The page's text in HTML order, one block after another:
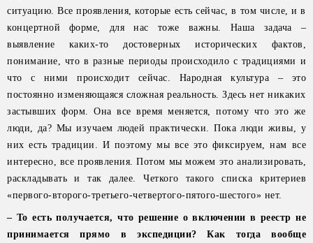
ситуацию. Все проявления, которые есть сейчас, в том числе, и в
концертной форме, для нас тоже важны. Наша задача –
выявление каких-то достоверных исторических фактов,
понимание, что в разные периоды происходило с традициями и
что с ними происходит сейчас. Народная культура – это
постоянно изменяющаяся сложная реальность. Здесь нет никаких
застывших форм. Она все время меняется, потому что это же
люди, да? Мы изучаем людей практически. Пока люди живы, у
них есть традиции. И поэтому мы все это фиксируем, нам все
интересно, все проявления. Потом мы можем это анализировать,
раскладывать и так далее. Четкого такого списка критериев
«первого-второго-третьего-четвертого-пятого-шестого» нет.
– То есть получается, что решение о включении в реестр не
принимается прямо в экспедиции? Как тогда вообще